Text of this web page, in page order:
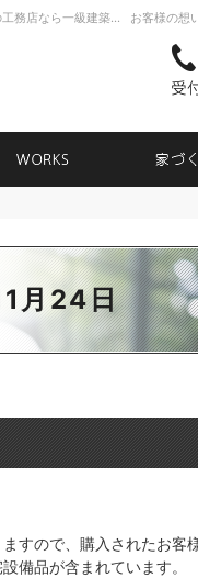
月24日
新築戸建て・注文住宅・自由設計・リノベーション（千葉市・船橋市）の工務店なら一級建築士事務所TK31
すので、購入されたお客
備品が含まれています。